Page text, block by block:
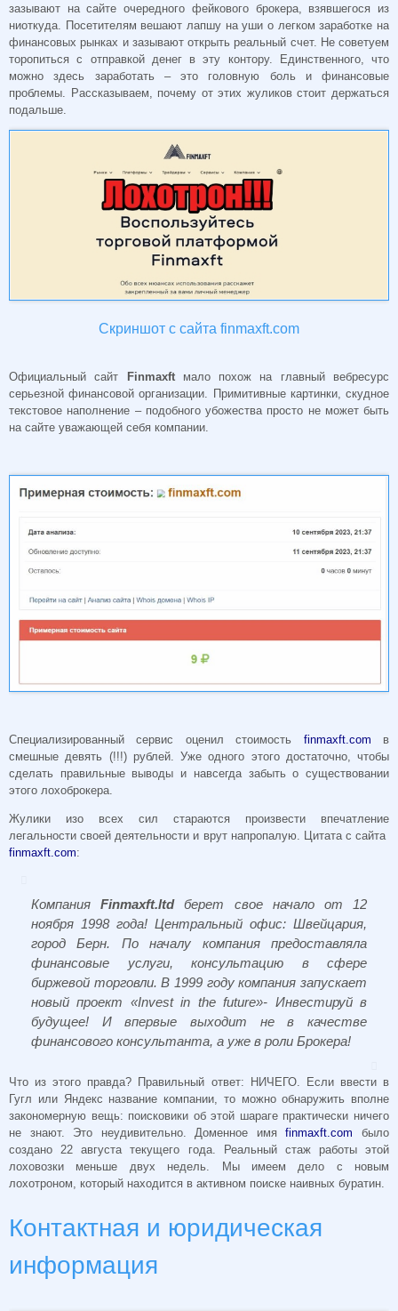
зазывают на сайте очередного фейкового брокера, взявшегося из
ниоткуда. Посетителям вешают лапшу на уши о легком заработке на
финансовых рынках и зазывают открыть реальный счет. Не советуем
торопиться с отправкой денег в эту контору. Единственного, что
можно здесь заработать – это головную боль и финансовые
проблемы. Рассказываем, почему от этих жуликов стоит держаться
подальше.
Скриншот с сайта finmaxft.com
Официальный сайт Finmaxft мало похож на главный вебресурс
серьезной финансовой организации. Примитивные картинки, скудное
текстовое наполнение – подобного убожества просто не может быть
на сайте уважающей себя компании.
Специализированный сервис оценил стоимость finmaxft.com в
смешные девять (!!!) рублей. Уже одного этого достаточно, чтобы
сделать правильные выводы и навсегда забыть о существовании
этого лохоброкера.
Жулики изо всех сил стараются произвести впечатление
легальности своей деятельности и врут напропалую. Цитата с сайта
finmaxft.com:
КомпанияFinmaxft.ltdберет свое начало от 12
ноября 1998 года! Центральный офис: Швейцария,
город Берн. По началу компания предоставляла
финансовые услуги, консультацию в сфере
биржевой торговли.В 1999 году компания запускает
новый проект «Invest in the future»- Инвестируй в
будущее! И впервые выходит не в качестве
финансового консультанта, а уже в роли Брокера!
Что из этого правда? Правильный ответ: НИЧЕГО. Если ввести в
Гугл или Яндекс название компании, то можно обнаружить вполне
закономерную вещь: поисковики об этой шараге практически ничего
не знают. Это неудивительно. Доменное имяfinmaxft.com было
создано 22 августа текущего года. Реальный стаж работы этой
лоховозки меньше двух недель. Мы имеем дело с новым
лохотроном, который находится в активном поиске наивных буратин.
Контактная и юридическая
информация